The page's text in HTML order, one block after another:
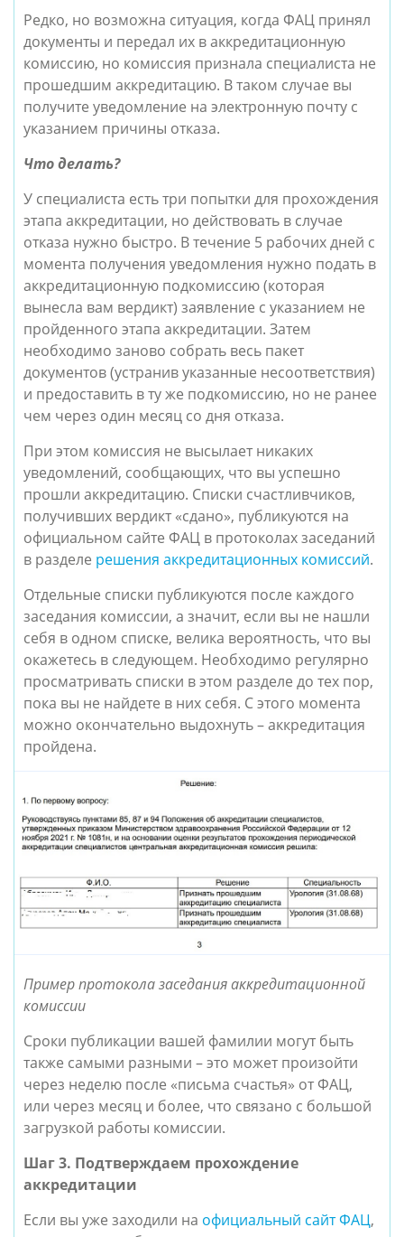
Редко, но возможна ситуация, когда ФАЦ принял
документы и передал их в аккредитационную
комиссию, но комиссия признала специалиста не
прошедшим аккредитацию. В таком случае вы
получите уведомление на электронную почту с
указанием причины отказа.
Что делать?
У специалиста есть три попытки для прохождения
этапа аккредитации, но действовать в случае
отказа нужно быстро. В течение 5 рабочих дней с
момента получения уведомления нужно подать в
аккредитационную подкомиссию (которая
вынесла вам вердикт) заявление с указанием не
пройденного этапа аккредитации. Затем
необходимо заново собрать весь пакет
документов (устранив указанные несоответствия)
и предоставить в ту же подкомиссию, но не ранее
чем через один месяц со дня отказа.
При этом комиссия не высылает никаких
уведомлений, сообщающих, что вы успешно
прошли аккредитацию. Списки счастливчиков,
получивших вердикт «сдано», публикуются на
официальном сайте ФАЦ в протоколах заседаний
в разделе решения аккредитационных комиссий.
Отдельные списки публикуются после каждого
заседания комиссии, а значит, если вы не нашли
себя в одном списке, велика вероятность, что вы
окажетесь в следующем. Необходимо регулярно
просматривать списки в этом разделе до тех пор,
пока вы не найдете в них себя. С этого момента
можно окончательно выдохнуть – аккредитация
пройдена.
Пример протокола заседания аккредитационной
комиссии
Сроки публикации вашей фамилии могут быть
также самыми разными – это может произойти
через неделю после «письма счастья» от ФАЦ,
или через месяц и более, что связано с большой
загрузкой работы комиссии.
Шаг 3. Подтверждаем прохождение
аккредитации
Если вы уже заходили на официальный сайт ФАЦ,